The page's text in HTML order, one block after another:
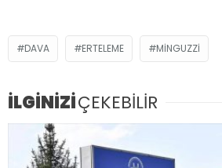
DAVA ERTELEME MINGUZZI
İLGİNİZİÇEKEBİLİR